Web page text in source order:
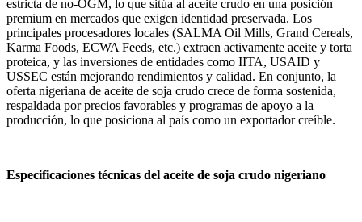
estricta de no-OGM, lo que sitúa al aceite crudo en una posición
premium en mercados que exigen identidad preservada. Los
principales procesadores locales (SALMA Oil Mills, Grand Cereals,
Karma Foods, ECWA Feeds, etc.) extraen activamente aceite y torta
proteica, y las inversiones de entidades como IITA, USAID y
USSEC están mejorando rendimientos y calidad. En conjunto, la
oferta nigeriana de aceite de soja crudo crece de forma sostenida,
respaldada por precios favorables y programas de apoyo a la
producción, lo que posiciona al país como un exportador creíble.
Especificaciones técnicas del aceite de soja crudo nigeriano